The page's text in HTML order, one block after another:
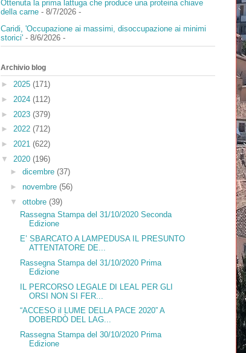
Ottenuta la prima lattuga che produce una proteina chiave
della carne- 8/7/2026-
Caridi, 'Occupazione ai massimi, disoccupazione ai minimi
storici'- 8/6/2026-
Archivio blog
► 2025 (171)
► 2024 (112)
► 2023 (379)
► 2022 (712)
► 2021 (622)
▼ 2020 (196)
►dicembre(37)
►novembre(56)
▼ottobre(39)
Rassegna Stampa del 31/10/2020 Seconda
Edizione
E’ SBARCATO A LAMPEDUSA IL PRESUNTO
ATTENTATORE DE...
Rassegna Stampa del 31/10/2020 Prima
Edizione
IL PERCORSO LEGALE DI LEAL PER GLI
ORSI NON SI FER...
“ACCESO il LUME DELLA PACE 2020” A
DOBERDÒ DEL LAG...
Rassegna Stampa del 30/10/2020 Prima
Edizione